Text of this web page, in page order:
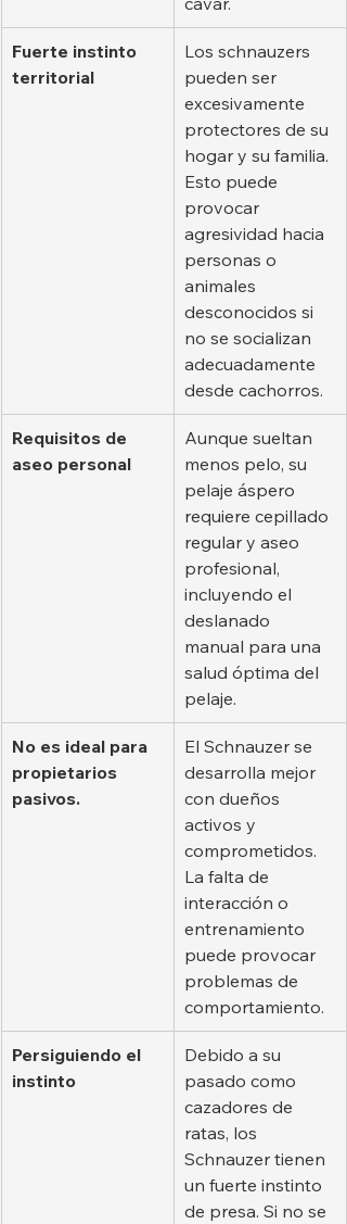
Fuerte instinto
territorial
Los schnauzers
pueden ser
excesivamente
protectores de su
hogar y su familia.
Esto puede
provocar
agresividad hacia
personas o
animales
desconocidos si
no se socializan
adecuadamente
desde cachorros.
Requisitos de
aseo personal
Aunque sueltan
menos pelo, su
pelaje áspero
requiere cepillado
regular y aseo
profesional,
incluyendo el
deslanado
manual para una
salud óptima del
pelaje.
No es ideal para
propietarios
pasivos.
El Schnauzer se
desarrolla mejor
con dueños
activos y
comprometidos.
La falta de
interacción o
entrenamiento
puede provocar
problemas de
comportamiento.
Persiguiendo el
instinto
Debido a su
pasado como
cazadores de
ratas, los
Schnauzer tienen
un fuerte instinto
de presa. Si no se